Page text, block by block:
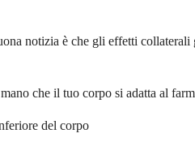
notizia è che gli effetti
che il tuo corpo si adatta al
del corpo